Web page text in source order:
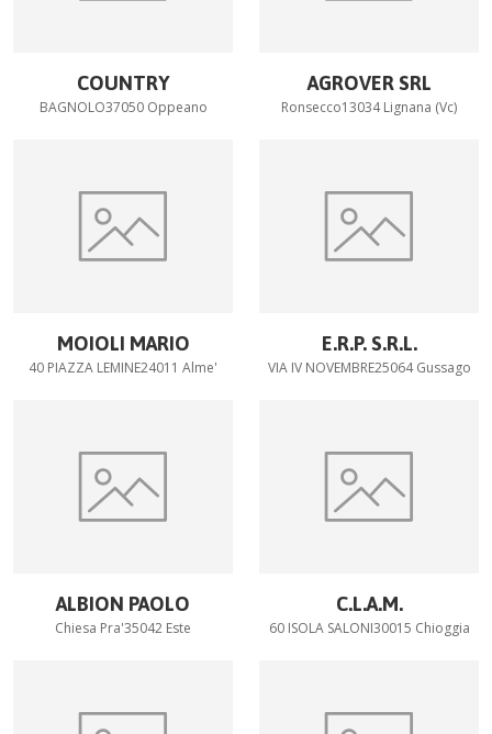
COUNTRY
BAGNOLO37050 Oppeano
AGROVER SRL
Ronsecco13034 Lignana (Vc)
MOIOLI MARIO
40 PIAZZA LEMINE24011 Alme'
E.R.P. S.R.L.
VIA IV NOVEMBRE25064 Gussago
ALBION PAOLO
Chiesa Pra'35042 Este
C.L.A.M.
60 ISOLA SALONI30015 Chioggia